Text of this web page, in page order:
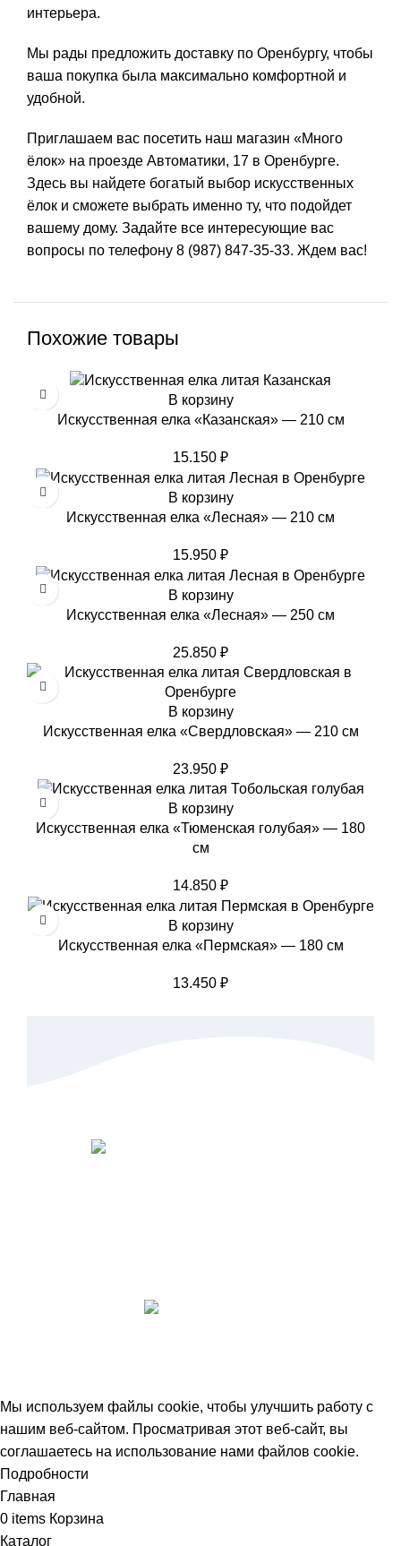
интерьера.
Мы рады предложить доставку по Оренбургу, чтобы
ваша покупка была максимально комфортной и
удобной.
Приглашаем вас посетить наш магазин «Много
ёлок» на проезде Автоматики, 17 в Оренбурге.
Здесь вы найдете богатый выбор искусственных
ёлок и сможете выбрать именно ту, что подойдет
вашему дому. Задайте все интересующие вас
вопросы по телефону 8 (987) 847-35-33. Ждем вас!
Похожие товары
В корзину
Искусственная елка «Казанская» — 210 см
15.150 ₽
В корзину
Искусственная елка «Лесная» — 210 см
15.950 ₽
В корзину
Искусственная елка «Лесная» — 250 см
25.850 ₽
В корзину
Искусственная елка «Свердловская» — 210 см
23.950 ₽
В корзину
Искусственная елка «Тюменская голубая» — 180
см
14.850 ₽
В корзину
Искусственная елка «Пермская» — 180 см
13.450 ₽
Мы используем файлы cookie, чтобы улучшить работу с
нашим веб-сайтом. Просматривая этот веб-сайт, вы
соглашаетесь на использование нами файлов cookie.
Подробности
Главная
0 items Корзина
Каталог